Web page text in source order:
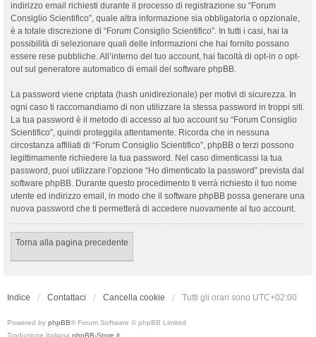
indirizzo email richiesti durante il processo di registrazione su “Forum
Consiglio Scientifico”, quale altra informazione sia obbligatoria o opzionale,
è a totale discrezione di “Forum Consiglio Scientifico”. In tutti i casi, hai la
possibilità di selezionare quali delle informazioni che hai fornito possano
essere rese pubbliche. All’interno del tuo account, hai facoltà di opt-in o opt-
out sul generatore automatico di email del software phpBB.
La password viene criptata (hash unidirezionale) per motivi di sicurezza. In
ogni caso ti raccomandiamo di non utilizzare la stessa password in troppi siti.
La tua password è il metodo di accesso al tuo account su “Forum Consiglio
Scientifico”, quindi proteggila attentamente. Ricorda che in nessuna
circostanza affiliati di “Forum Consiglio Scientifico”, phpBB o terzi possono
legittimamente richiedere la tua password. Nel caso dimenticassi la tua
password, puoi utilizzare l’opzione “Ho dimenticato la password” prevista dal
software phpBB. Durante questo procedimento ti verrà richiesto il tuo nome
utente ed indirizzo email, in modo che il software phpBB possa generare una
nuova password che ti permetterà di accedere nuovamente al tuo account.
Torna alla pagina precedente
Indice Contattaci Cancella cookie Tutti gli orari sono UTC+02:00
Powered by phpBB® Forum Software © phpBB Limited
Traduzione Italiana phpBB-Store.it